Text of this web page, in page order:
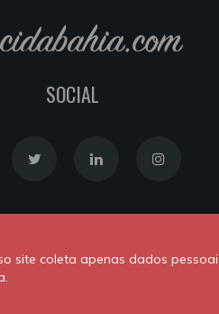
SOCIAL
Duarte
site coleta apenas dados